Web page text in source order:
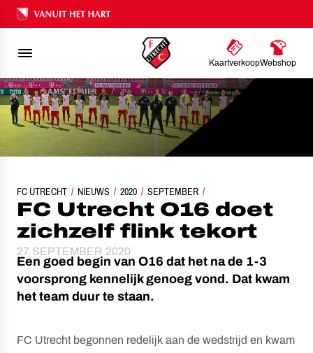
Ons nalatenschap
KaartverkoopWebshop
FC UTRECHT NIEUWS 2020 SEPTEMBER
FC UTRECHT O16 DOET ZICHZELF FLINK TEKORT
FC Utrecht O16 doet
zichzelf flink tekort
27 SEPTEMBER 2020
Een goed begin van O16 dat het na de 1-3
voorsprong kennelijk genoeg vond. Dat kwam
het team duur te staan.
FC Utrecht begonnen redelijk aan de wedstrijd en kwam